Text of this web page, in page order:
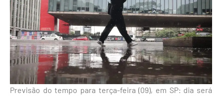
Previsão do tempo para terça-feira (09), em SP: dia será